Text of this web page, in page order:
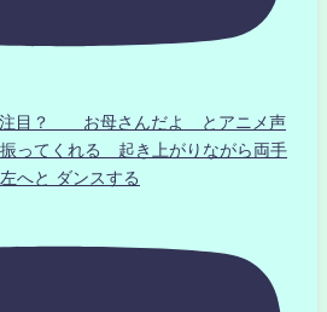
注目？ お母さんだよ とアニメ声
ってくれる 起き上がりながら両手
へと ダンスする